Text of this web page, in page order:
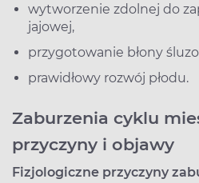
wytworzenie zdolnej do
jajowej,
przygotowanie błony
prawidłowy rozwój płodu.
Zaburzenia cyklu
przyczyny i objawy
Fizjologiczne przyczyny